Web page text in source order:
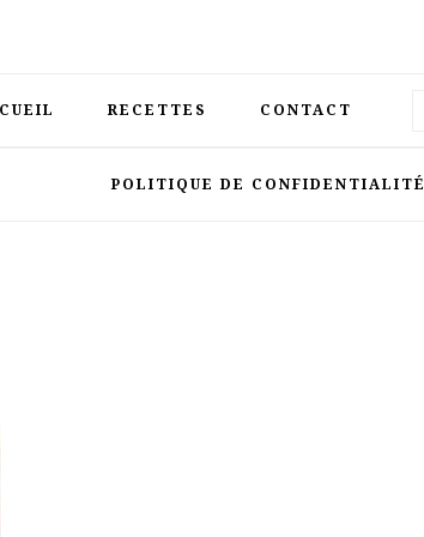
RECETTES CONTACT
POLITIQUE DE CONFIDENTIALITÉ